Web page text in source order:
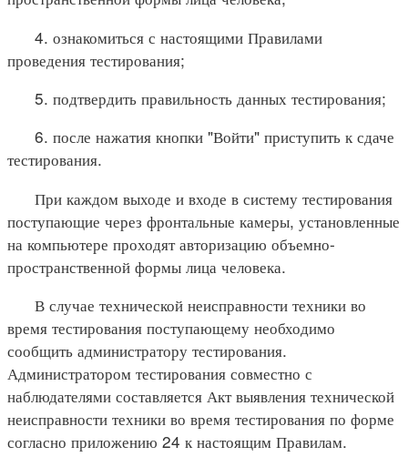
4. ознакомиться с настоящими Правилами
проведения тестирования;
5. подтвердить правильность данных тестирования;
6. после нажатия кнопки "Войти" приступить к сдаче
тестирования.
При каждом выходе и входе в систему тестирования
поступающие через фронтальные камеры, установленные
на компьютере проходят авторизацию объемно-
пространственной формы лица человека.
В случае технической неисправности техники во
время тестирования поступающему необходимо
сообщить администратору тестирования.
Администратором тестирования совместно с
наблюдателями составляется Акт выявления технической
неисправности техники во время тестирования по форме
согласно приложению 24 к настоящим Правилам.